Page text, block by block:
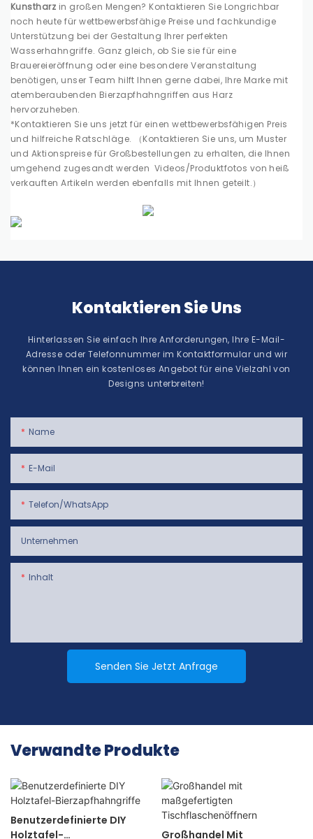
Kunstharz in großen Mengen? Kontaktieren Sie Longrichbar
noch heute für wettbewerbsfähige Preise und fachkundige
Unterstützung bei der Gestaltung Ihrer perfekten
Wasserhahngriffe. Ganz gleich, ob Sie sie für eine
Brauereieröffnung oder eine besondere Veranstaltung
benötigen, unser Team hilft Ihnen gerne dabei, Ihre Marke mit
atemberaubenden Bierzapfhahngriffen aus Harz
hervorzuheben.
*Kontaktieren Sie uns jetzt für einen wettbewerbsfähigen Preis
und hilfreiche Ratschläge.
（Kontaktieren Sie uns, um Muster
und Aktionspreise für Großbestellungen zu erhalten, die Ihnen
umgehend zugesandt werden Videos/Produktfotos von heiß
verkauften Artikeln werden ebenfalls mit Ihnen geteilt.）
Kontaktieren Sie Uns
Hinterlassen Sie einfach Ihre Anforderungen, Ihre E-Mail-
Adresse oder Telefonnummer im Kontaktformular und wir
können Ihnen ein kostenloses Angebot für eine Vielzahl von
Designs unterbreiten!
Name
E-Mail
Telefon/WhatsApp
Unternehmen
Inhalt
Senden Sie Jetzt Anfrage
Verwandte Produkte
Benutzerdefinierte DIY
Holztafel-
Großhandel Mit